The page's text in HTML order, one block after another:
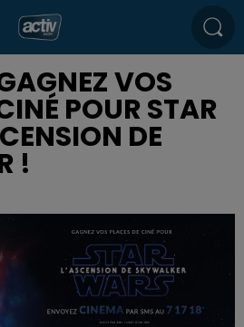
VOS
POUR STAR
DE
!